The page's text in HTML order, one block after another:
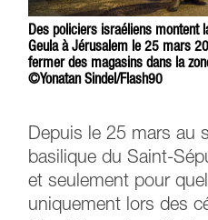
Des policiers israéliens montent
Geula à Jérusalem le 25 mars
fermer des magasins dans la
©Yonatan Sindel/Flash90
Depuis le 25 mars au
basilique du Saint-
et seulement pour
uniquement lors des